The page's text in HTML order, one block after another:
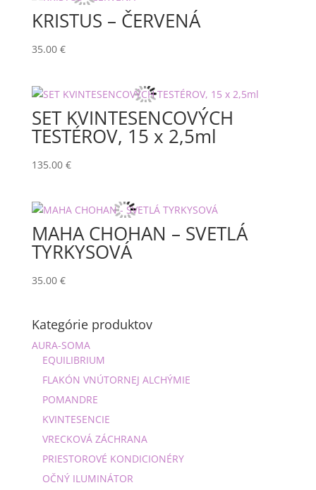
KRISTUS – ČERVENÁ
35.00 €
SET KVINTESENCOVÝCH
TESTÉROV, 15 x 2,5ml
135.00 €
MAHA CHOHAN – SVETLÁ
TYRKYSOVÁ
35.00 €
Kategórie produktov
AURA-SOMA
EQUILIBRIUM
FLAKÓN VNÚTORNEJ ALCHÝMIE
POMANDRE
KVINTESENCIE
VRECKOVÁ ZÁCHRANA
PRIESTOROVÉ KONDICIONÉRY
OČNÝ ILUMINÁTOR